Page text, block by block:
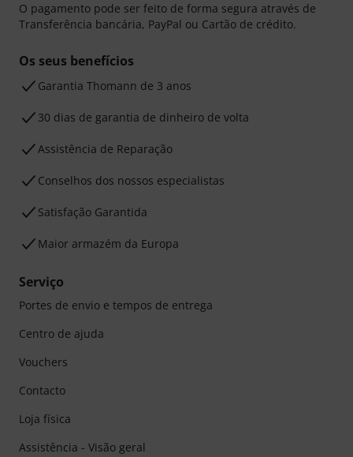
O pagamento pode ser feito de forma segura através de
Transferência bancária, PayPal ou Cartão de crédito.
Os seus benefícios
Garantia Thomann de 3 anos
30 dias de garantia de dinheiro de volta
Assistência de Reparação
Conselhos dos nossos especialistas
Satisfação Garantida
Maior armazém da Europa
Serviço
Portes de envio e tempos de entrega
Centro de ajuda
Vouchers
Contacto
Loja física
Assistência - Visão geral